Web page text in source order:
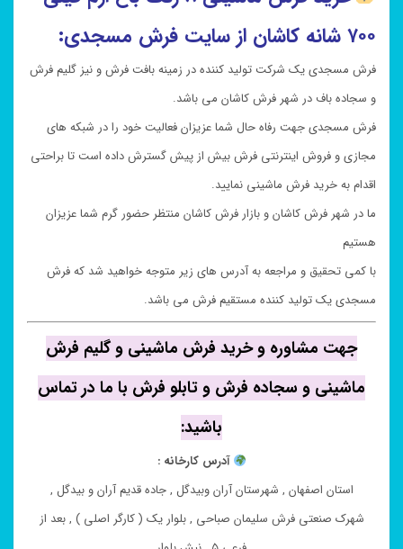
۷۰۰ شانه کاشان از سایت فرش مسجدی:
فرش مسجدی یک شرکت تولید کننده در زمینه بافت فرش و نیز گلیم فرش
و سجاده باف در شهر فرش کاشان می باشد.
فرش مسجدی جهت رفاه حال شما عزیزان فعالیت خود را در شبکه های
مجازی و فروش اینترنتی فرش بیش از پیش گسترش داده است تا براحتی
اقدام به خرید فرش ماشینی نمایید.
ما در شهر فرش کاشان و بازار فرش کاشان منتظر حضور گرم شما عزیزان
هستیم
با کمی تحقیق و مراجعه به آدرس های زیر متوجه خواهید شد که فرش
مسجدی یک تولید کننده مستقیم فرش می باشد.
جهت مشاوره و خرید فرش ماشینی و گلیم فرش
ماشینی و سجاده فرش و تابلو فرش با ما در تماس
باشید:
آدرس کارخانه :
استان اصفهان , شهرستان آران وبیدگل , جاده قدیم آران و بیدگل ,
شهرک صنعتی فرش سلیمان صباحی , بلوار یک ( کارگر اصلی ) , بعد از